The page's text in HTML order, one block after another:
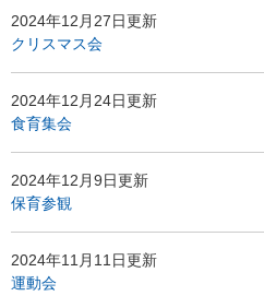
2024年12月27日更新
クリスマス会
2024年12月24日更新
食育集会
2024年12月9日更新
保育参観
2024年11月11日更新
運動会